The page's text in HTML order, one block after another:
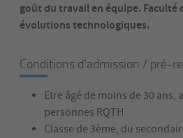
goût du travail en équipe. Faculté
évolutions technologiques.
Conditions d'admission / pré-
Etre âgé de moins de 30 ans,
personnes RQTH
Classe de 3ème, du